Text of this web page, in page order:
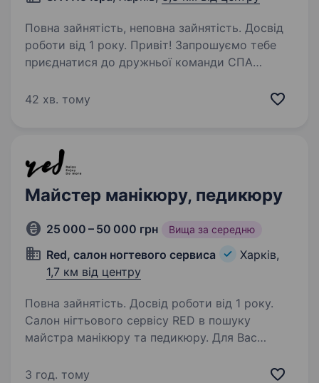
Повна зайнятість, неповна зайнятість. Досвід
роботи від 1 року. Привіт! Запрошуємо тебе
приєднатися до дружньої команди СПА
отримує справжнє задоволення від відпочинку
42 хв. тому
Майстер манікюру, педикюру
25 000 – 50 000 грн Вища за середню
Red, салон ногтевого сервиса
Харків,
1,7 км від центру
Повна зайнятість. Досвід роботи від 1 року.
Салон нігтьового сервісу RED в пошуку
майстра манікюру та педикюру. Для Вас
укомплектоване всім необхідним для роботи.
3 год. тому